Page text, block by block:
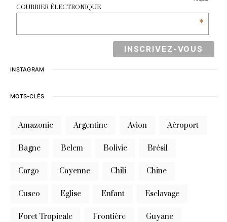
COURRIER ÉLECTRONIQUE
*
INSTAGRAM
MOTS-CLÉS
Amazonie Argentine Avion Aéroport
Bagne Belem Bolivie Brésil
Cargo Cayenne Chili Chine
Cusco Eglise Enfant Esclavage
Foret Tropicale Frontière Guyane